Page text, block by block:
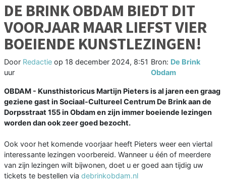
DE BRINK OBDAM BIEDT DIT
VOORJAAR MAAR LIEFST VIER
BOEIENDE KUNSTLEZINGEN!
Door Redactie op 18 december 2024, 8:51
uur
Bron: De Brink
Obdam
OBDAM - Kunsthistoricus Martijn Pieters is al jaren een graag
geziene gast in Sociaal-Cultureel Centrum De Brink aan de
Dorpsstraat 155 in Obdam en zijn immer boeiende lezingen
worden dan ook zeer goed bezocht.
Ook voor het komende voorjaar heeft Pieters weer een viertal
interessante lezingen voorbereid. Wanneer u één of meerdere
van zijn lezingen wilt bijwonen, doet u er goed aan tijdig uw
tickets te bestellen via debrinkobdam.nl